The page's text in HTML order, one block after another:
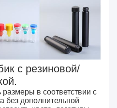
с резиновой/
в соответствии с
без дополнительной